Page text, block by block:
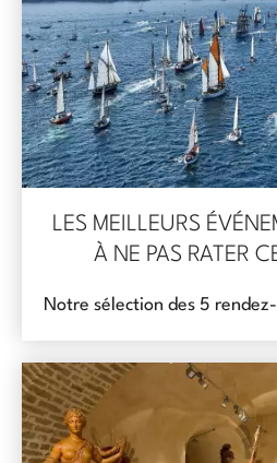
LES MEILLEURS
À NE PAS RATER
Notre sélection des 5